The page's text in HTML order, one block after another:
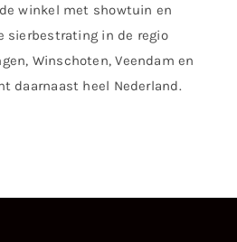
winkel met showtuin en
sierbestrating in de regio
Winschoten, Veendam en
daarnaast heel Nederland.